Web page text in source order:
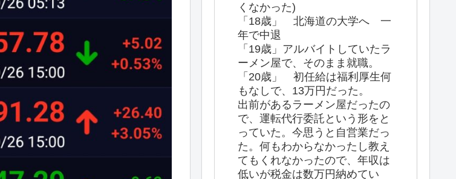
くなかった)
「18歳」 北海道の大学へ 一
年で中退
「19歳」アルバイトしていたラ
ーメン屋で、そのまま就職。
「20歳」 初任給は福利厚生何
もなしで、13万円だった。
出前があるラーメン屋だったの
で、運転代行委託という形をと
っていた。今思うと自営業だっ
た。何もわからなかったし教え
てもくれなかったので、年収は
低いが税金は数万円納めてい